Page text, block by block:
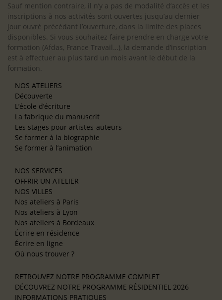
Sauf mention contraire, il n’y a pas de modalité d’accès et les
inscriptions à nos activités sont ouvertes jusqu’au dernier
jour ouvré précédant l’ouverture, dans la limite des places
disponibles. Si vous souhaitez faire prendre en charge votre
formation (Afdas, France Travail…), la demande d’inscription
est à effectuer au plus tard un mois avant le début de la
formation.
NOS ATELIERS
Découverte
L’école d’écriture
La fabrique du manuscrit
Les stages pour artistes-auteurs
Se former à la biographie
Se former à l’animation
NOS SERVICES
OFFRIR UN ATELIER
NOS VILLES
Nos ateliers à Paris
Nos ateliers à Lyon
Nos ateliers à Bordeaux
Écrire en résidence
Écrire en ligne
Où nous trouver ?
RETROUVEZ NOTRE PROGRAMME COMPLET
DÉCOUVREZ NOTRE PROGRAMME RÉSIDENTIEL 2026
INFORMATIONS PRATIQUES